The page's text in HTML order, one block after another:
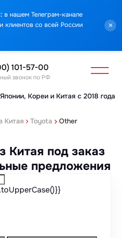
: в нашем Телеграм-канале
клиентов со всей России
×
Кореи и Китая с 2018 года
101-57-00
звонок по РФ
Китая Toyota Other
Китая под заказ
предложения